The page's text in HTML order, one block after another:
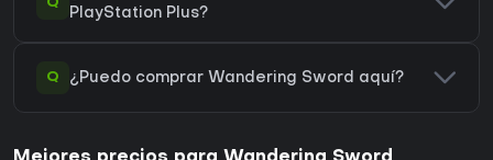
Q
PlayStation Plus?
Q ¿Puedo comprar Wandering Sword aquí?